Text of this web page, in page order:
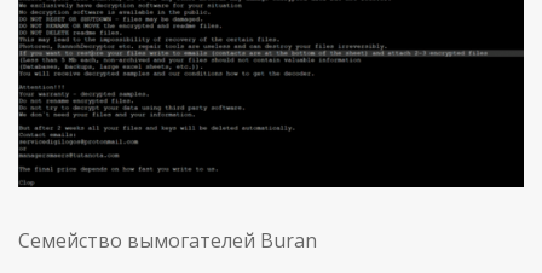
Семейство вымогателей Buran